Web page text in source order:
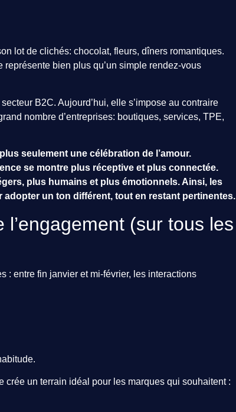
lot de clichés: chocolat, fleurs, dîners romantiques.
représente bien plus qu’un simple rendez-vous
B2C. Aujourd’hui, elle s’impose au contraire
nombre d’entreprises: boutiques, services, TPE,
seulement une célébration de l’amour.
se montre plus réceptive et plus connectée.
plus humains et plus émotionnels. Ainsi, les
un ton différent, tout en restant pertinentes.
(sur tous les
: entre fin janvier et mi-février, les interactions
un terrain idéal pour les marques qui souhaitent :